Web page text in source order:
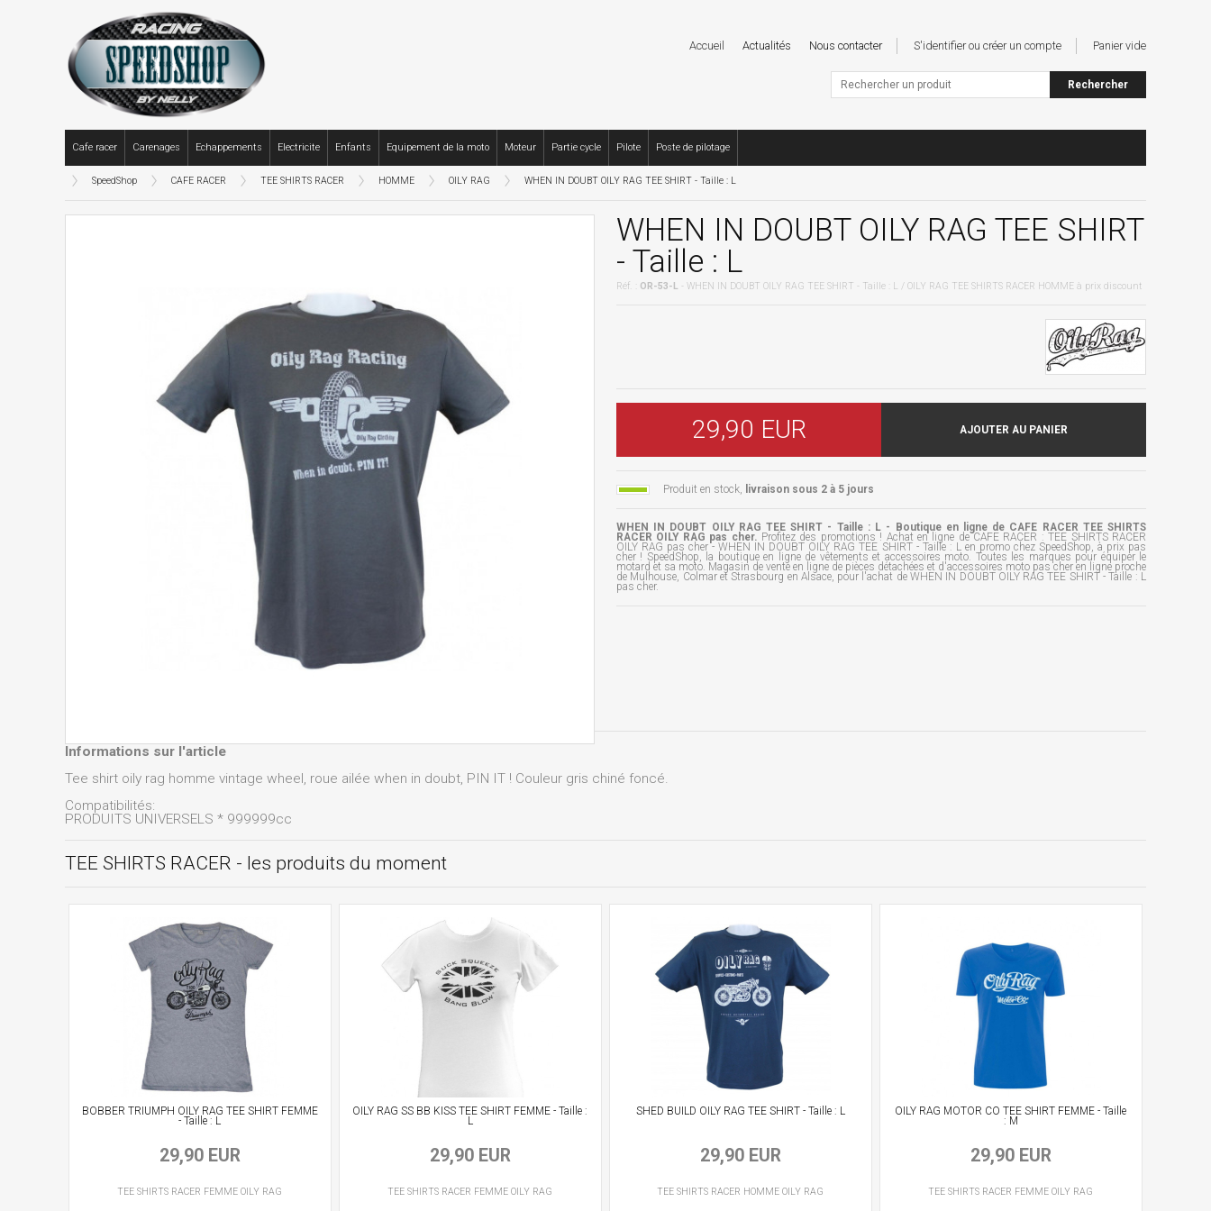
Cafe racer Carenages Echappements Electricite Enfants Equipement de la moto Moteur Partie cycle Pilote Poste de pilotage
Accueil Actualités Nous contacter S'identifier ou créer un compte Panier vide
SpeedShop CAFE RACER TEE SHIRTS RACER HOMME OILY RAG WHEN IN DOUBT OILY RAG TEE SHIRT - Taille : L
WHEN IN DOUBT OILY RAG TEE SHIRT
- Taille : L
Réf. : OR-53-L - WHEN IN DOUBT OILY RAG TEE SHIRT - Taille : L / OILY RAG TEE SHIRTS RACER HOMME à prix discount
29,90 EUR AJOUTER AU PANIER
Produit en stock, livraison sous 2 à 5 jours
WHEN IN DOUBT OILY RAG TEE SHIRT - Taille : L - Boutique en ligne de CAFE RACER TEE SHIRTS
RACER OILY RAG pas cher. Profitez des promotions ! Achat en ligne de CAFE RACER : TEE SHIRTS RACER
OILY RAG pas cher - WHEN IN DOUBT OILY RAG TEE SHIRT - Taille : L en promo chez SpeedShop, à prix pas
cher ! SpeedShop, la boutique en ligne de vêtements et accessoires moto. Toutes les marques pour équiper le
motard et sa moto. Magasin de vente en ligne de pièces détachées et d'accessoires moto pas cher en ligne proche
de Mulhouse, Colmar et Strasbourg en Alsace, pour l'achat de WHEN IN DOUBT OILY RAG TEE SHIRT - Taille : L
pas cher.
Informations sur l'article
Tee shirt oily rag homme vintage wheel, roue ailée when in doubt, PIN IT ! Couleur gris chiné foncé.
Compatibilités:
PRODUITS UNIVERSELS * 999999cc
TEE SHIRTS RACER - les produits du moment
BOBBER TRIUMPH OILY RAG TEE SHIRT FEMME
- Taille : L
29,90 EUR
TEE SHIRTS RACER FEMME OILY RAG
OILY RAG SS BB KISS TEE SHIRT FEMME - Taille :
L
29,90 EUR
TEE SHIRTS RACER FEMME OILY RAG
SHED BUILD OILY RAG TEE SHIRT - Taille : L
29,90 EUR
TEE SHIRTS RACER HOMME OILY RAG
OILY RAG MOTOR CO TEE SHIRT FEMME - Taille
: M
29,90 EUR
TEE SHIRTS RACER FEMME OILY RAG